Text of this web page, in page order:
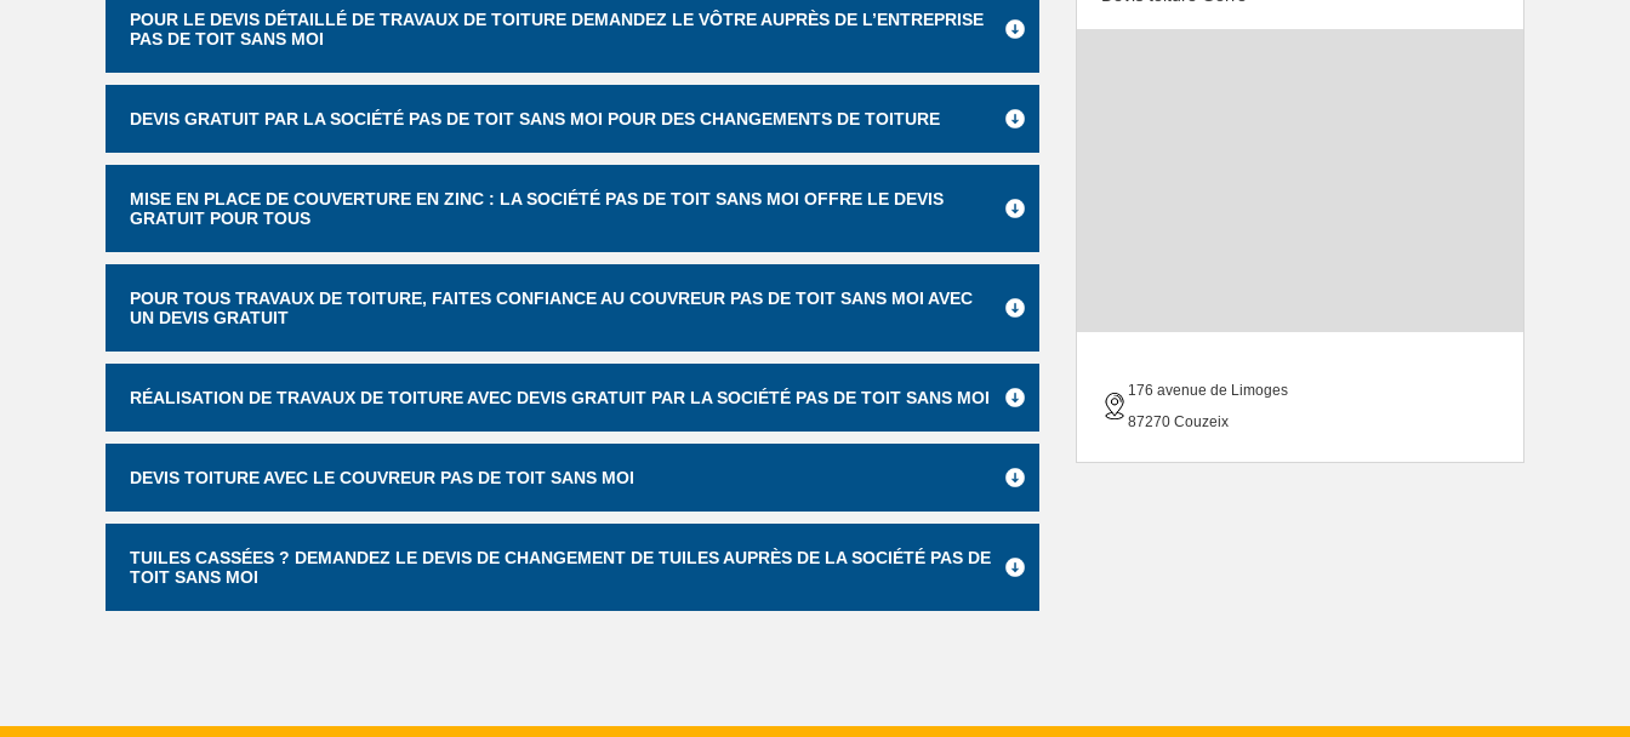
POUR LE DEVIS DÉTAILLÉ DE TRAVAUX DE TOITURE DEMANDEZ LE VÔTRE AUPRÈS DE L’ENTREPRISE
PAS DE TOIT SANS MOI
DEVIS GRATUIT PAR LA SOCIÉTÉ PAS DE TOIT SANS MOI POUR DES CHANGEMENTS DE TOITURE
MISE EN PLACE DE COUVERTURE EN ZINC : LA SOCIÉTÉ PAS DE TOIT SANS MOI OFFRE LE DEVIS
GRATUIT POUR TOUS
POUR TOUS TRAVAUX DE TOITURE, FAITES CONFIANCE AU COUVREUR PAS DE TOIT SANS MOI AVEC
UN DEVIS GRATUIT
RÉALISATION DE TRAVAUX DE TOITURE AVEC DEVIS GRATUIT PAR LA SOCIÉTÉ PAS DE TOIT SANS MOI
DEVIS TOITURE AVEC LE COUVREUR PAS DE TOIT SANS MOI
TUILES CASSÉES ? DEMANDEZ LE DEVIS DE CHANGEMENT DE TUILES AUPRÈS DE LA SOCIÉTÉ PAS DE
TOIT SANS MOI
176 avenue de Limoges
87270 Couzeix